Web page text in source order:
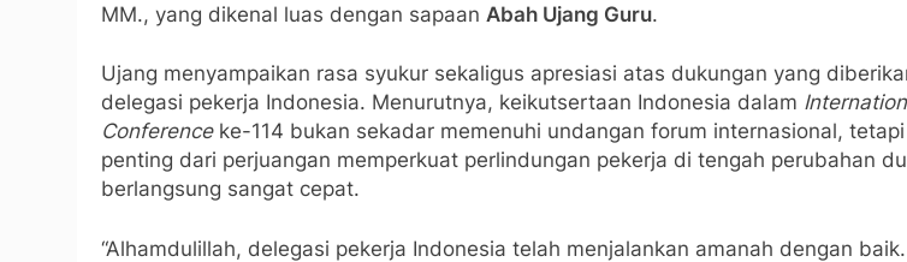
MM., yang dikenal luas dengan sapaan Abah Ujang Guru.
Ujang menyampaikan rasa syukur sekaligus apresiasi atas dukungan yang
delegasi pekerja Indonesia. Menurutnya, keikutsertaan Indonesia dalam
Conferenceke-114 bukan sekadar memenuhi undangan forum internasional,
penting dari perjuangan memperkuat perlindungan pekerja di tengah perubahan
berlangsung sangat cepat.
“Alhamdulillah, delegasi pekerja Indonesia telah menjalankan amanah dengan